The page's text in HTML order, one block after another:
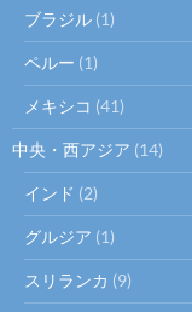
ブラジル (1)
ペルー (1)
メキシコ (41)
中央・西アジア (14)
インド (2)
グルジア (1)
スリランカ (9)